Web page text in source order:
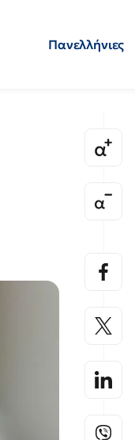
Πανελλήνιες